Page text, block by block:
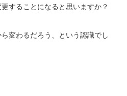
することになると思いますか？
変わるだろう、という認識でし